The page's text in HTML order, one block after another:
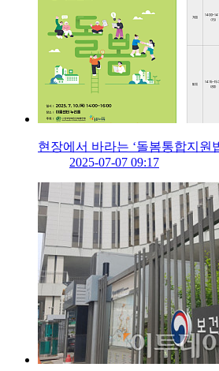
현장에서 바라는 ‘돌봄통합지원
2025-07-07 09:17